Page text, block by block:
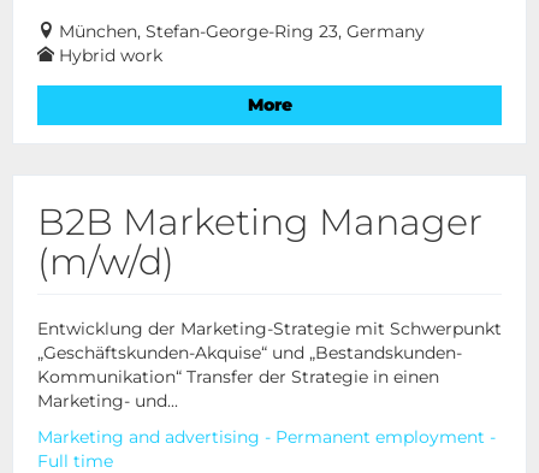
München, Stefan-George-Ring 23, Germany
Hybrid work
More
B2B Marketing Manager
(m/w/d)
Entwicklung der Marketing-Strategie mit Schwerpunkt
„Geschäftskunden-Akquise“ und „Bestandskunden-
Kommunikation“ Transfer der Strategie in einen
Marketing- und...
Marketing and advertising - Permanent employment -
Full time